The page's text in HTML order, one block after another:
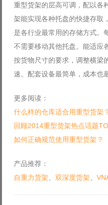
重型货架的层高可调，配以各
架能实现各种托盘的快捷存取
是各行业最常用的存储方式。
不需要移动其他托盘。能适应
按货物尺寸的要求，调整横梁
速。配套设备最简单，成本也
更多阅读：
什么样的仓库适合用重型货架
回顾2014重型货架热点话题
如何正确规范使用重型货架？
产品推荐：
自重力货架
双深度货架